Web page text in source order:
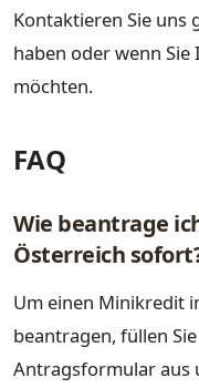
Kontaktieren Sie uns
haben oder wenn
möchten.
FAQ
Wie beantrage
Österreich
Um einen Minikredit
beantragen, füllen
Antragsformular aus